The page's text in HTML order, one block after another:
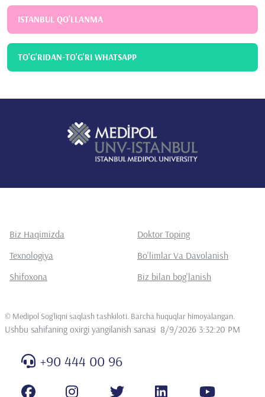
ISTANBUL QO'LLANMA
TO'G'RIDAN-TO'G'RI WHATSAPP
Biz Haqimizda
Doktor Toping
Texnologiya
Bo'limlar Va Davolanish
Shifoxona
Biz bilan bog'lanish
© Medipol Sog'liqni saqlash tashkiloti. Barcha huquqlar himoyalangan
Ushbu sahifaning oxirgi yangilanish sanasi 8/9/2026 3:32:20 PM
+90 444 00 96